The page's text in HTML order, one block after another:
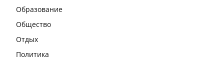
Образование
Общество
Отдых
Политика